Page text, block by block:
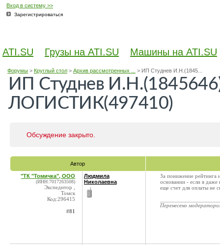
Вход в систему >>
Зарегистрироваться
ATI.SU Грузы на ATI.SU Машины на ATI.SU
Форумы> Круглый стол> Архив рассмотренных ... > ИП Студнев И.Н.(1845...
ИП Студнев
ЛОГИСТИК(497410)
Обсуждение закрыто.
Автор
"ТК "Томичка", ООО
(ИНН:7017263508)
Экспедитор ,
Томск
Код:296415
#81
Людмила
Николаевна
За понижение
основании - если я
еще счет для оплаты не
Перенесено